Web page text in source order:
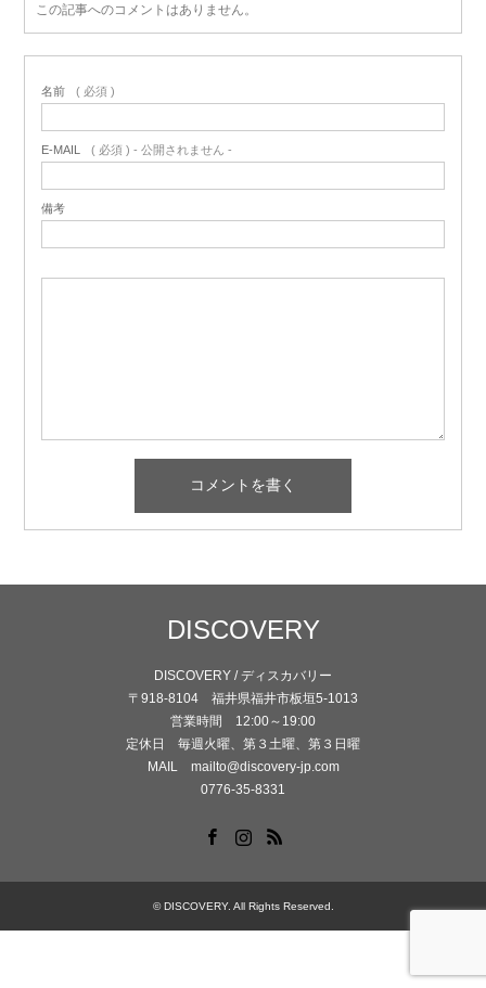
この記事へのコメントはありません。
名前 ( 必須 )
E-MAIL ( 必須 ) - 公開されません -
備考
DISCOVERY
DISCOVERY / ディスカバリー
〒918-8104 福井県福井市板垣5-1013
営業時間 12:00～19:00
定休日 毎週火曜、第３土曜、第３日曜
MAIL mailto@discovery-jp.com
0776-35-8331
©DISCOVERY. All Rights Reserved.